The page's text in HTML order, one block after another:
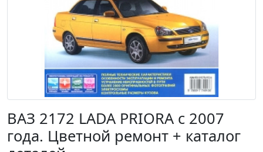
ВАЗ 2172 LADA PRIORA с 2007
года. Цветной ремонт + каталог